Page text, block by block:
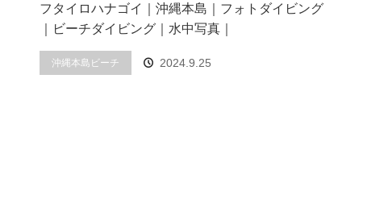
フタイロハナゴイ｜沖縄本島｜フォトダイビング
｜ビーチダイビング｜水中写真｜
沖縄本島ビーチ 2024.9.25